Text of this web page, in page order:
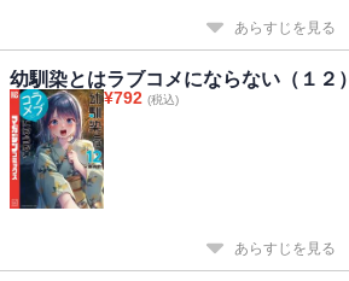
あらすじを見る
幼馴染とはラブコメにならない（１２）
¥792 (税込)
あらすじを見る